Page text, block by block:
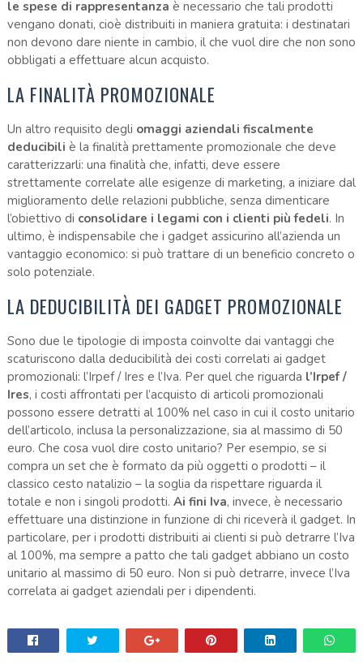
le spese di rappresentanza è necessario che tali prodotti
vengano donati, cioè distribuiti in maniera gratuita: i destinatari
non devono dare niente in cambio, il che vuol dire che non sono
obbligati a effettuare alcun acquisto.
LA FINALITÀ PROMOZIONALE
Un altro requisito degli omaggi aziendali fiscalmente
deducibili è la finalità prettamente promozionale che deve
caratterizzarli: una finalità che, infatti, deve essere
strettamente correlate alle esigenze di marketing, a iniziare dal
miglioramento delle relazioni pubbliche, senza dimenticare
l’obiettivo di consolidare i legami con i clienti più fedeli. In
ultimo, è indispensabile che i gadget assicurino all’azienda un
vantaggio economico: si può trattare di un beneficio concreto o
solo potenziale.
LA DEDUCIBILITÀ DEI GADGET PROMOZIONALE
Sono due le tipologie di imposta coinvolte dai vantaggi che
scaturiscono dalla deducibilità dei costi correlati ai gadget
promozionali: l’Irpef / Ires e l’Iva. Per quel che riguarda l’Irpef /
Ires, i costi affrontati per l’acquisto di articoli promozionali
possono essere detratti al 100% nel caso in cui il costo unitario
dell’articolo, inclusa la personalizzazione, sia al massimo di 50
euro. Che cosa vuol dire costo unitario? Per esempio, se si
compra un set che è formato da più oggetti o prodotti – il
classico cesto natalizio – la soglia da rispettare riguarda il
totale e non i singoli prodotti. Ai fini Iva, invece, è necessario
effettuare una distinzione in funzione di chi riceverà il gadget. In
particolare, per i prodotti distribuiti ai clienti si può detrarre l’Iva
al 100%, ma sempre a patto che tali gadget abbiano un costo
unitario al massimo di 50 euro. Non si può detrarre, invece l’Iva
correlata ai gadget aziendali per i dipendenti.